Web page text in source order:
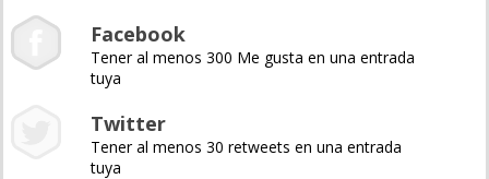
Facebook
Tener al menos 300 Me gusta en una entrada
tuya
Twitter
Tener al menos 30 retweets en una entrada
tuya